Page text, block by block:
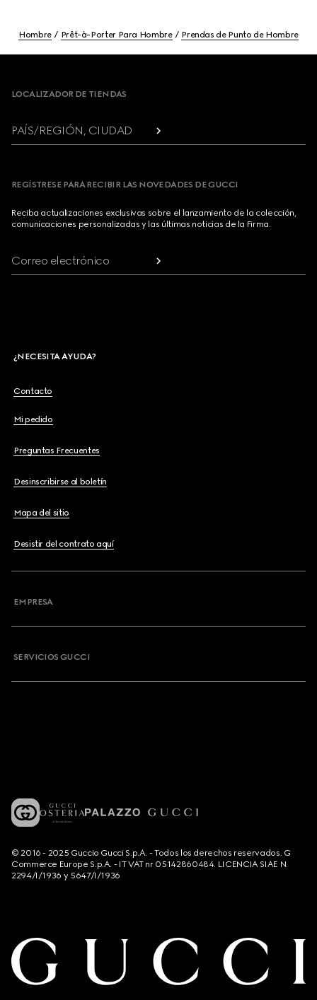
Hombre Prêt-à-Porter Para Hombre Prendas de Punto de Hombre
LOCALIZADOR DE TIENDAS
PAÍS/REGIÓN, CIUDAD
REGÍSTRESE PARA RECIBIR LAS NOVEDADES DE GUCCI
Reciba actualizaciones exclusivas sobre el lanzamiento de la colección,
comunicaciones personalizadas y las últimas noticias de la Firma.
Correo electrónico
¿NECESITA AYUDA?
Contacto
Mi pedido
Preguntas Frecuentes
Desinscribirse al boletín
Mapa del sitio
Desistir del contrato aquí
EMPRESA
SERVICIOS GUCCI
© 2016 - 2025 Guccio Gucci S.p.A. - Todos los derechos reservados. G
Commerce Europe S.p.A. - IT VAT nr 05142860484. LICENCIA SIAE N.
2294/I/1936 y 5647/I/1936